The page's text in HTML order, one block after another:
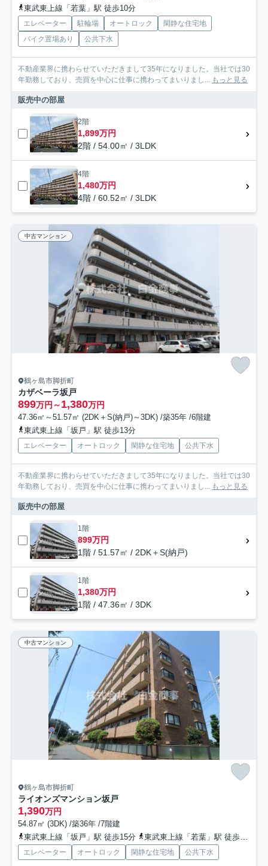
東武東上線「若葉」駅 徒歩10分
エレベーター 駐輪場 オートロック
閑静な住宅地
バイク置場あり
公共下水
不動産業界に携わらせていただきまして35年になりました。当社では30
年勤務しており、売買を中心に仕事に携わってまいりまし...
もっと見る
販売中の部屋
2階
1,899万円
2階 / 54.00㎡ / 3LDK
4階
1,480万円
4階 / 60.52㎡ / 3LDK
中古マンション
鶴ヶ島市脚折町
カザベーラ坂戸
899万円～1,380万円
47.36㎡～51.57㎡ (2DK＋S(納戸)～3DK) /築35年 /6階建
東武東上線「坂戸」駅 徒歩13分
エレベーター オートロック 閑静な住宅地 公共下水
不動産業界に携わらせていただきまして35年になりました。当社では30
年勤務しており、売買を中心に仕事に携わってまいりまし... もっと見る
販売中の部屋
1階
899万円
1階 / 51.57㎡ / 2DK＋S(納戸)
1階
1,380万円
1階 / 47.36㎡ / 3DK
中古マンション
鶴ヶ島市脚折町
ライオンズマンション坂戸
1,390万円
54.87㎡ (3DK) /築36年 /7階建
東武東上線「坂戸」駅 徒歩15分
東武東上線「若葉」駅 徒歩15分
エレベーター オートロック 閑静な住宅地 公共下水